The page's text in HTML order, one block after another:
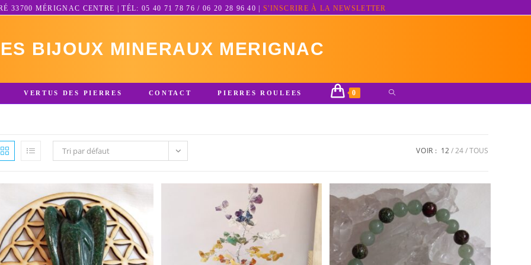
33700 MÉRIGNAC CENTRE | TÉL: 05 40 71 78 76 / 06 20 28 96 40 | S'INSCRIRE À LA NEWSLETTER
BIJOUX MINERAUX MERIGNAC
VERTUS DES PIERRES CONTACT PIERRES ROULEES 0 TOGGLE
Tri par défaut VOIR : 12 24 TOUS